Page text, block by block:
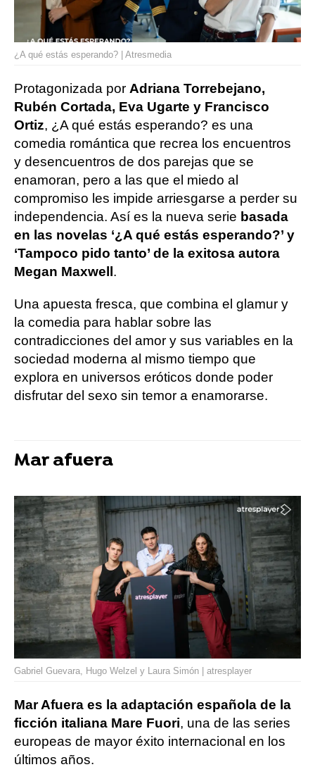
¿A qué estás esperando? | Atresmedia
Protagonizada por Adriana Torrebejano,
Rubén Cortada, Eva Ugarte y Francisco
Ortiz, ¿A qué estás esperando? es una
comedia romántica que recrea los encuentros
y desencuentros de dos parejas que se
enamoran, pero a las que el miedo al
compromiso les impide arriesgarse a perder su
independencia. Así es la nueva serie basada
en las novelas ‘¿A qué estás esperando?’ y
‘Tampoco pido tanto’ de la exitosa autora
Megan Maxwell.
Una apuesta fresca, que combina el glamur y
la comedia para hablar sobre las
contradicciones del amor y sus variables en la
sociedad moderna al mismo tiempo que
explora en universos eróticos donde poder
disfrutar del sexo sin temor a enamorarse.
Mar afuera
Gabriel Guevara, Hugo Welzel y Laura Simón | atresplayer
Mar Afuera es la adaptación española de la
ficción italiana Mare Fuori, una de las series
europeas de mayor éxito internacional en los
últimos años.